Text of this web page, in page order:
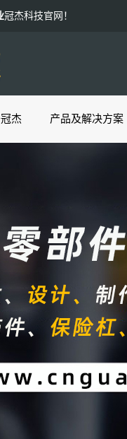
冠杰科技官网！
杰 产品及解决方案